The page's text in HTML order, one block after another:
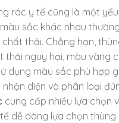
rác y tế cũng là một
sắc khác nhau
thải. Chẳng hạn,
thải nguy hại, màu vàng
dụng màu sắc phù hợp
diện và phân loại
cung cấp nhiều lựa chọn
dễ dàng lựa chọn thùng